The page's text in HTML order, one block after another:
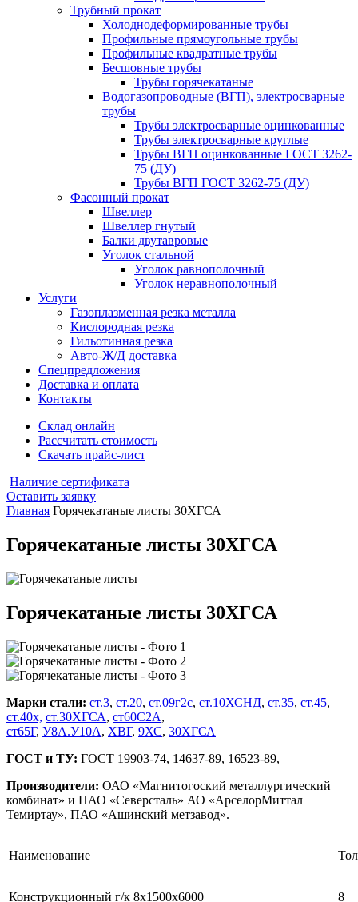
Трубный прокат
Холоднодеформированные трубы
Профильные прямоугольные трубы
Профильные квадратные трубы
Бесшовные трубы
Трубы горячекатаные
Водогазопроводные (ВГП), электросварные
трубы
Трубы электросварные оцинкованные
Трубы электросварные круглые
Трубы ВГП оцинкованные ГОСТ 3262-
75 (ДУ)
Трубы ВГП ГОСТ 3262-75 (ДУ)
Фасонный прокат
Швеллер
Швеллер гнутый
Балки двутавровые
Уголок стальной
Уголок равнополочный
Уголок неравнополочный
Услуги
Газоплазменная резка металла
Кислородная резка
Гильотинная резка
Авто-Ж/Д доставка
Спецпредложения
Доставка и оплата
Контакты
Склад онлайн
Рассчитать стоимость
Скачать прайс-лист
Наличие сертификата
Оставить заявку
Главная Горячекатаные листы 30ХГСА
Горячекатаные листы 30ХГСА
Горячекатаные листы 30ХГСА
Марки стали: ст.3, ст.20, ст.09г2с, ст.10ХСНД, ст.35, ст.45,
ст.40х, ст.30ХГСА, ст60С2А,
ст65Г, У8А.У10А, ХВГ, 9ХС, 30ХГСА
ГОСТ и ТУ: ГОСТ 19903-74, 14637-89, 16523-89,
Производители: ОАО «Магнитогоский металлургический
комбинат» и ПАО «Северсталь» АО «АрселорМиттал
Темиртау», ПАО «Ашинский метзавод».
Наименование
Конструкционный г/к 8x1500x6000 8